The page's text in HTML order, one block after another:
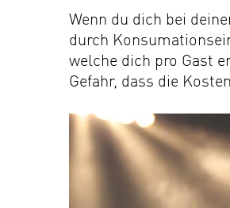
Wenn du dich bei
durch
welche dich pro Gast
Gefahr, dass die